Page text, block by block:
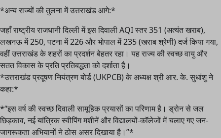
*अन्य राज्यों की तुलना में उत्तराखंड आगे:*
जहाँ राष्ट्रीय राजधानी दिल्ली में इस दिवाली AQI स्तर 351 (अत्यंत खराब),
लखनऊ में 250, पटना में 226 और भोपाल में 235 (खराब श्रेणी) दर्ज किया गया,
वहीं उत्तराखंड के शहरों का प्रदर्शन बेहतर रहा। यह राज्य की स्वच्छ वायु और
सतत विकास के प्रति प्रतिबद्धता को दर्शाता है।
*उत्तराखंड प्रदूषण नियंत्रण बोर्ड (UKPCB) के अध्यक्ष श्री आर. के. सुधांशु ने
कहा:*
*“इस वर्ष की स्वच्छ दिवाली सामूहिक प्रयासों का परिणाम है। ड्रोन से जल
छिड़काव, नई यांत्रिक स्वीपिंग मशीनें और विद्यालयों-कॉलेजों में चलाए गए जन-
जागरूकता अभियानों ने ठोस असर दिखाया है।”*